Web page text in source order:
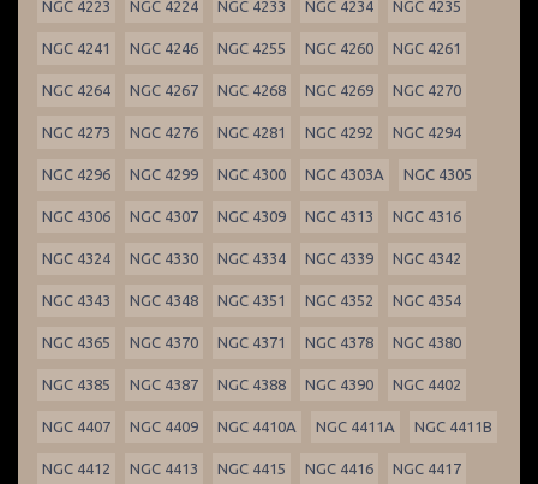
NGC 4223 NGC 4224 NGC 4233 NGC 4234 NGC 4235
NGC 4241 NGC 4246 NGC 4255 NGC 4260 NGC 4261
NGC 4264 NGC 4267 NGC 4268 NGC 4269 NGC 4270
NGC 4273 NGC 4276 NGC 4281 NGC 4292 NGC 4294
NGC 4296 NGC 4299 NGC 4300 NGC 4303A NGC 4305
NGC 4306 NGC 4307 NGC 4309 NGC 4313 NGC 4316
NGC 4324 NGC 4330 NGC 4334 NGC 4339 NGC 4342
NGC 4343 NGC 4348 NGC 4351 NGC 4352 NGC 4354
NGC 4365 NGC 4370 NGC 4371 NGC 4378 NGC 4380
NGC 4385 NGC 4387 NGC 4388 NGC 4390 NGC 4402
NGC 4407 NGC 4409 NGC 4410A NGC 4411A NGC 4411B
NGC 4412 NGC 4413 NGC 4415 NGC 4416 NGC 4417